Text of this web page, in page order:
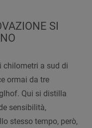
SI
chilometri a sud di
ormai da tre
Qui si distilla
sensibilità,
stesso tempo, però,